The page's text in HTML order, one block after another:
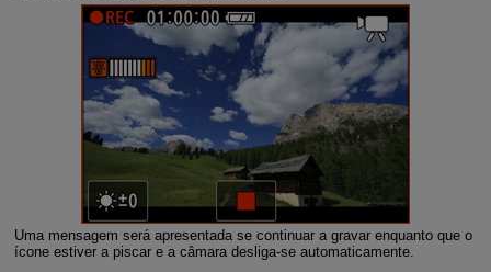
Uma mensagem será apresentada se continuar a gravar enquanto que o
ícone estiver a piscar e a câmara desliga-se automaticamente.